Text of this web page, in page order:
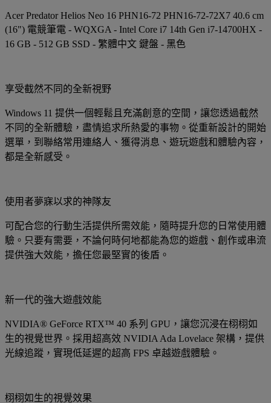
Acer Predator Helios Neo 16 PHN16-72 PHN16-72-72X7 40.6 cm
(16") 電競筆電 - WQXGA - Intel Core i7 14th Gen i7-14700HX -
16 GB - 512 GB SSD - 繁體中文 鍵盤 - 黑色
享受截然不同的全新視野
Windows 11 提供一個輕鬆且充滿創意的空間，讓您透過截然
不同的全新體驗，盡情追求所熱愛的事物。從重新設計的開始
選單，到聯絡常用連絡人、獲得消息、遊玩遊戲和體驗內容，
都是全新感受。
使用者夢寐以求的神隊友
可配合您的行動生活提供所需效能，隨時提升您的日常使用體
驗。只要有需要，不論何時何地都能為您的遊戲、創作或串流
提供強大效能，擔任您最堅實的後盾。
新一代的強大遊戲效能
NVIDIA® GeForce RTX™ 40 系列 GPU，讓您沉浸在栩栩如
生的視覺世界。採用超高效 NVIDIA Ada Lovelace 架構，提供
光線追蹤，實現低延遲的超高 FPS 卓越遊戲體驗。
栩栩如生的視覺效果